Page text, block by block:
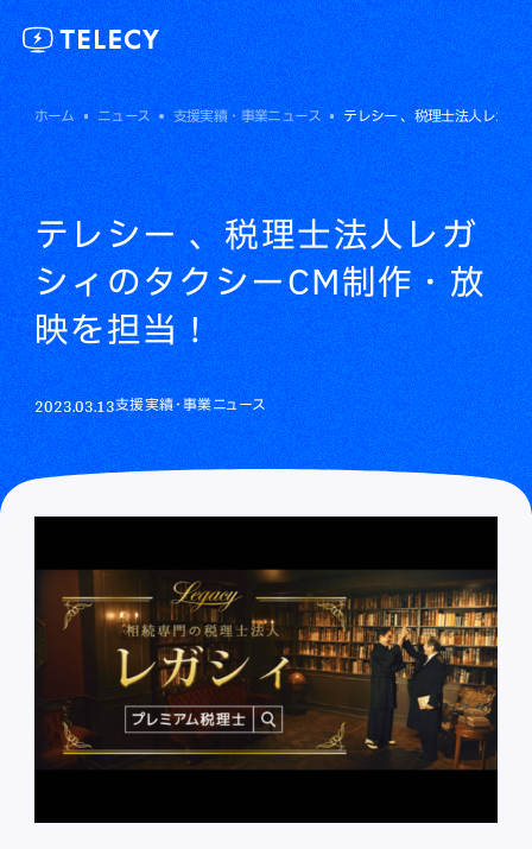
ホーム ニュース 支援実績・事業ニュース テレシー 、税理士法人レガシ
テレシー 、税理士法人レガ
シィのタクシーCM制作・放
映を担当！
2023.03.13支援実績・事業ニュース